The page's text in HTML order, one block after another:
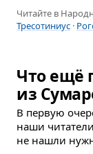
Читайте в
Тресотиниус ·
Что ещё
из
В первую
наши
не нашли